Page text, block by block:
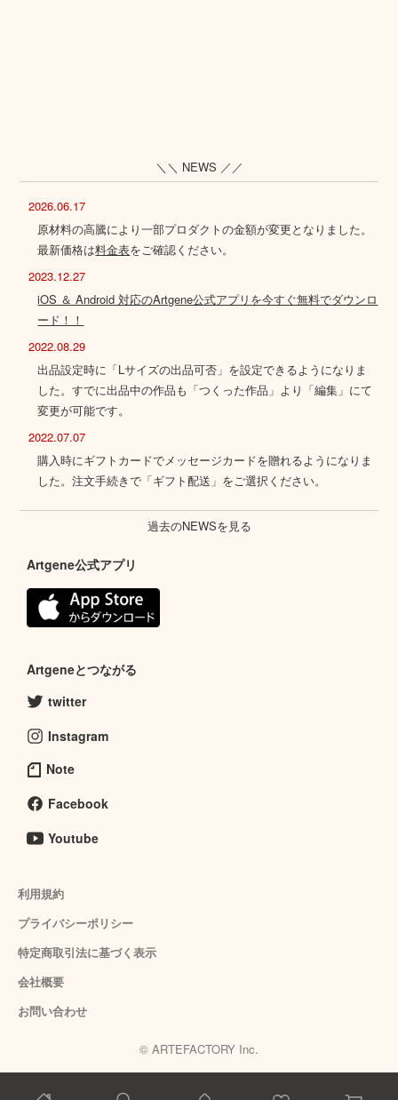
＼＼ NEWS ／／
2026.06.17
原材料の高騰により一部プロダクトの金額が変更となりました。
最新価格は料金表をご確認ください。
2023.12.27
iOS ＆ Android 対応のArtgene公式アプリを今すぐ無料でダウンロ
ード！！
2022.08.29
出品設定時に「Lサイズの出品可否」を設定できるようになりま
した。すでに出品中の作品も「つくった作品」より「編集」にて
変更が可能です。
2022.07.07
購入時にギフトカードでメッセージカードを贈れるようになりま
した。注文手続きで「ギフト配送」をご選択ください。
過去のNEWSを見る
Artgene公式アプリ
Artgeneとつながる
twitter
Instagram
Note
Facebook
Youtube
利用規約
プライバシーポリシー
特定商取引法に基づく表示
会社概要
お問い合わせ
© ARTEFACTORY Inc.